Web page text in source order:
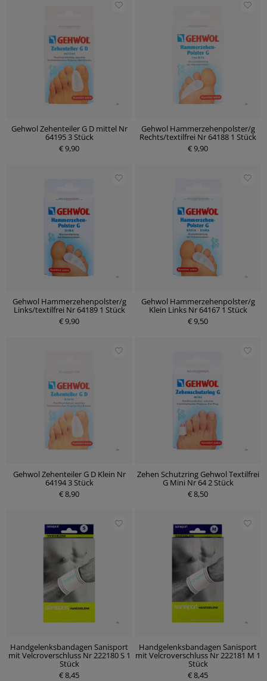
Gehwol Zehenteiler G D mittel Nr
64195 3 Stück
€ 9,90
Gehwol Hammerzehenpolster/g
Rechts/textilfrei Nr 64188 1 Stück
€ 9,90
Gehwol Hammerzehenpolster/g
Links/textilfrei Nr 64189 1 Stück
€ 9,90
Gehwol Hammerzehenpolster/g
Klein Links Nr 64167 1 Stück
€ 9,50
Gehwol Zehenteiler G D Klein Nr
64194 3 Stück
€ 8,90
Zehen Schutzring Gehwol Textilfrei
G Mini Nr 64 2 Stück
€ 8,50
Handgelenksbandagen Sanisport
mit Velcroverschluss Nr 222180 S 1
Stück
€ 8,45
Handgelenksbandagen Sanisport
mit Velcroverschluss Nr 222181 M 1
Stück
€ 8,45